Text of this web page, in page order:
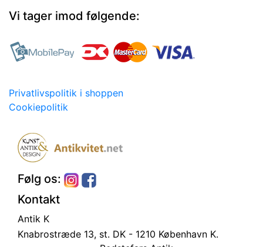
Vi tager imod følgende:
Privatlivspolitik i shoppen
Cookiepolitik
Følg os:
Kontakt
Antik K
Knabrostræde 13, st. DK - 1210 København K.